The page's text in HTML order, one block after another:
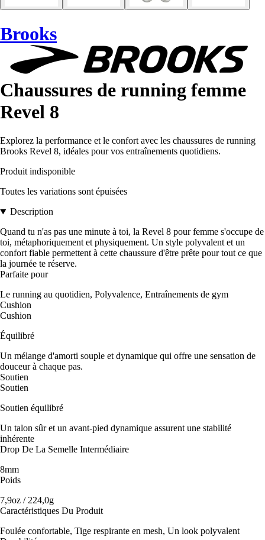
Brooks
Chaussures de running femme
Revel 8
Explorez la performance et le confort avec les chaussures de running
Brooks Revel 8, idéales pour vos entraînements quotidiens.
Produit indisponible
Toutes les variations sont épuisées
Description
Quand tu n'as pas une minute à toi, la Revel 8 pour femme s'occupe de
toi, métaphoriquement et physiquement. Un style polyvalent et un
confort fiable permettent à cette chaussure d'être prête pour tout ce que
la journée te réserve.
Parfaite pour
Le running au quotidien, Polyvalence, Entraînements de gym
Cushion
Cushion
Équilibré
Un mélange d'amorti souple et dynamique qui offre une sensation de
douceur à chaque pas.
Soutien
Soutien
Soutien équilibré
Un talon sûr et un avant-pied dynamique assurent une stabilité
inhérente
Drop De La Semelle Intermédiaire
8mm
Poids
7,9oz / 224,0g
Caractéristiques Du Produit
Foulée confortable, Tige respirante en mesh, Un look polyvalent